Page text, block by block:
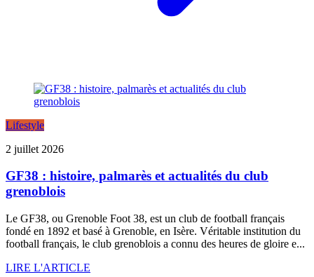
Lifestyle
2 juillet 2026
GF38 : histoire, palmarès et actualités du club
grenoblois
Le GF38, ou Grenoble Foot 38, est un club de football français
fondé en 1892 et basé à Grenoble, en Isère. Véritable institution du
football français, le club grenoblois a connu des heures de gloire e...
LIRE L'ARTICLE